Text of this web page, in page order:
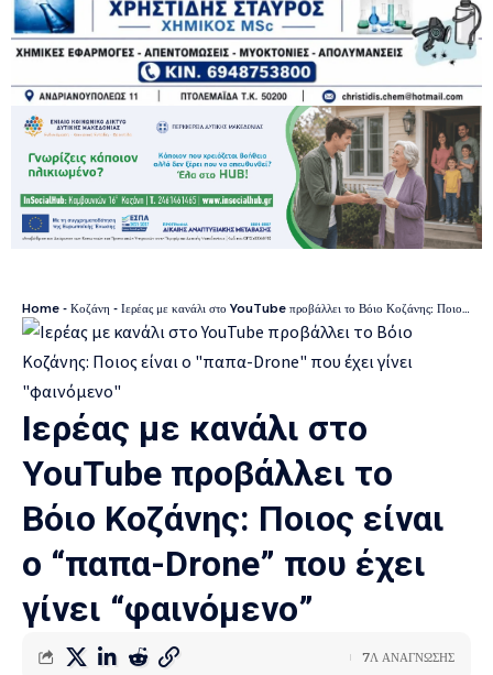
Home - Κοζάνη - Ιερέας με κανάλι στο YouTube προβάλλει το Βόιο Κοζάνης: Ποιος είναι ο “παπα-Drone” που έχει γίνει “φαινόμενο”
Ιερέας με κανάλι στο
YouTube προβάλλει το
Βόιο Κοζάνης: Ποιος είναι
ο “παπα-Drone” που έχει
γίνει “φαινόμενο”
7Λ ΑΝΑΓΝΩΣΗΣ